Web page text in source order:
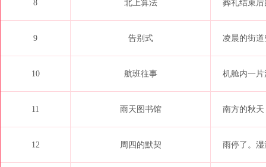
8 北上算法 葬礼结束
9 告别式 凌晨的街
10 航班往事 机舱内一
11 雨天图书馆 南方的秋
12 周四的默契 雨停了。